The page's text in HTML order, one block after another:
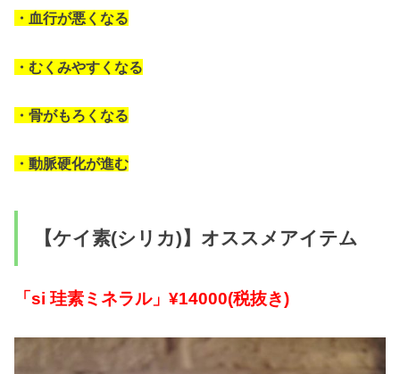
・血行が悪くなる
・むくみやすくなる
・骨がもろくなる
・動脈硬化が進む
【ケイ素(シリカ)】オススメアイテム
「si 珪素ミネラル」¥14000(税抜き)